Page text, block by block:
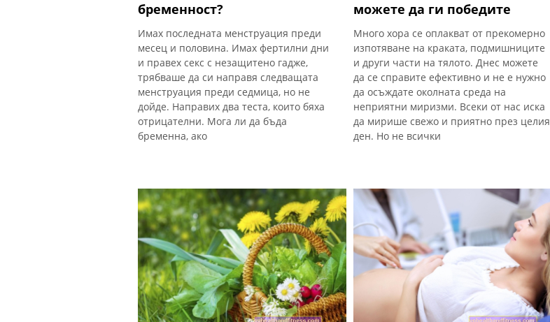
бременност?
Имах последната менструация преди
месец и половина. Имах фертилни дни
и правех секс с незащитено гадже,
трябваше да си направя следващата
менструация преди седмица, но не
дойде. Направих два теста, които бяха
отрицателни. Мога ли да бъда
бременна, ако
можете да ги победите
Много хора се оплакват от прекомерно
изпотяване на краката, подмишниците
и други части на тялото. Днес можете
да се справите ефективно и не е нужно
да осъждате околната среда на
неприятни миризми. Всеки от нас иска
да мирише свежо и приятно през целия
ден. Но не всички